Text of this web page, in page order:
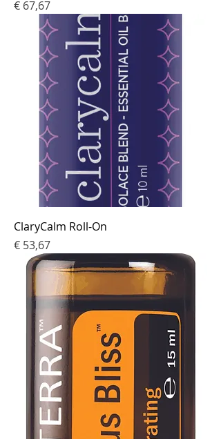
Prijs
€ 67,67
ClaryCalm Roll-On
Prijs
€ 53,67